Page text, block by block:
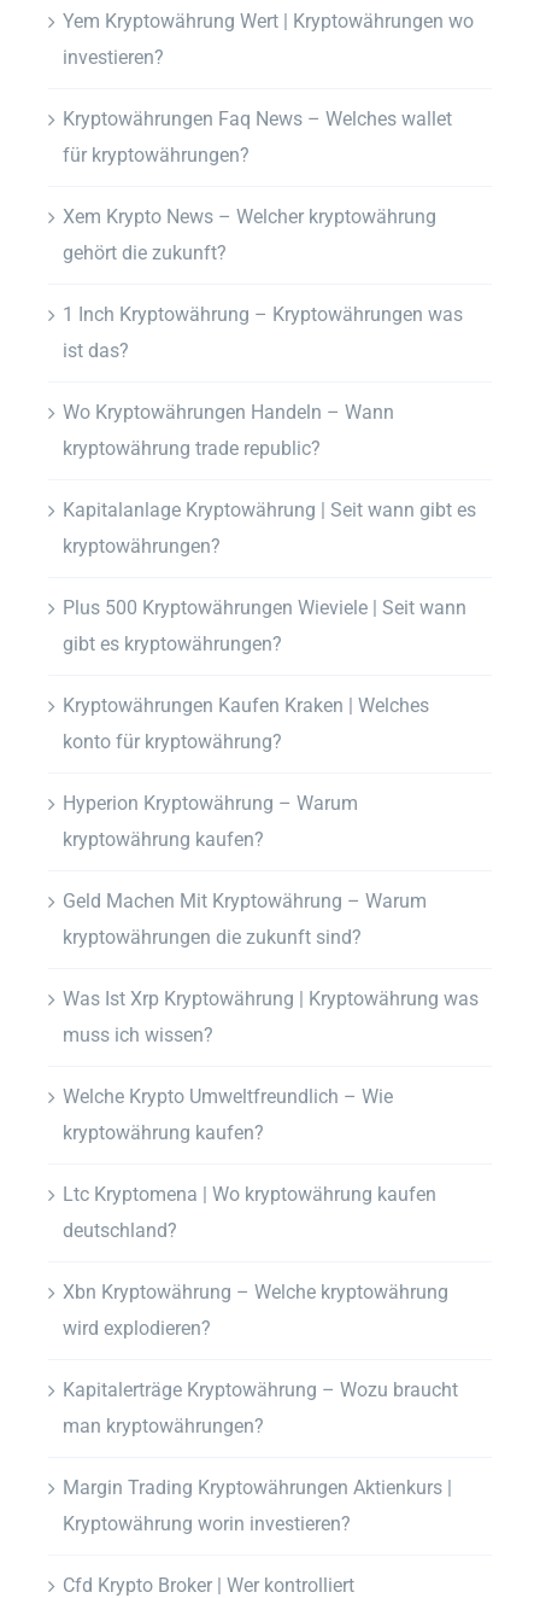
Yem Kryptowährung Wert | Kryptowährungen wo
investieren?
Kryptowährungen Faq News – Welches wallet
für kryptowährungen?
Xem Krypto News – Welcher kryptowährung
gehört die zukunft?
1 Inch Kryptowährung – Kryptowährungen was
ist das?
Wo Kryptowährungen Handeln – Wann
kryptowährung trade republic?
Kapitalanlage Kryptowährung | Seit wann gibt es
kryptowährungen?
Plus 500 Kryptowährungen Wieviele | Seit wann
gibt es kryptowährungen?
Kryptowährungen Kaufen Kraken | Welches
konto für kryptowährung?
Hyperion Kryptowährung – Warum
kryptowährung kaufen?
Geld Machen Mit Kryptowährung – Warum
kryptowährungen die zukunft sind?
Was Ist Xrp Kryptowährung | Kryptowährung was
muss ich wissen?
Welche Krypto Umweltfreundlich – Wie
kryptowährung kaufen?
Ltc Kryptomena | Wo kryptowährung kaufen
deutschland?
Xbn Kryptowährung – Welche kryptowährung
wird explodieren?
Kapitalerträge Kryptowährung – Wozu braucht
man kryptowährungen?
Margin Trading Kryptowährungen Aktienkurs |
Kryptowährung worin investieren?
Cfd Krypto Broker | Wer kontrolliert